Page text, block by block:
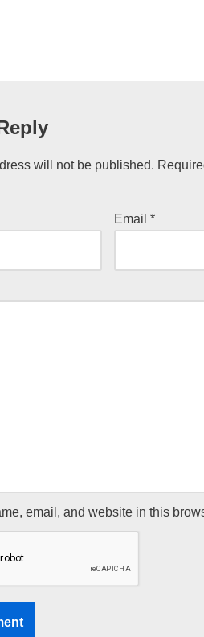
will not be published.
Email*
email, and website in this